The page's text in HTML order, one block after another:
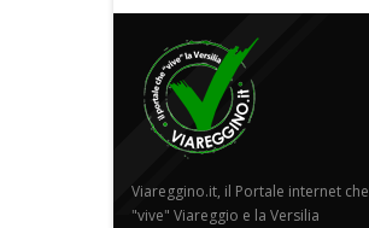
Viareggino.it, il Portale internet che
"vive" Viareggio e la Versilia